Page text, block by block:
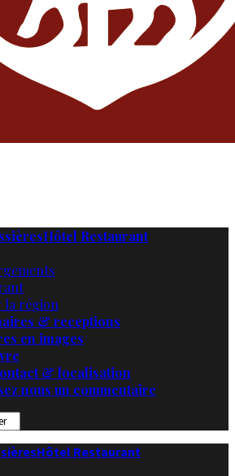
Hôtel Restaurant
la région
& receptions
en images
& localisation
nous un commentaire
Hôtel Restaurant